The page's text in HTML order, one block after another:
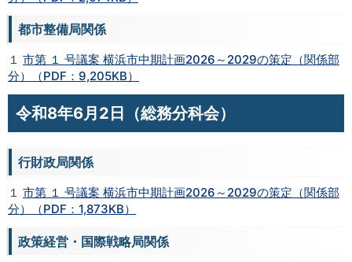
都市整備局関係
１ 市第 １ 号議案 横浜市中期計画2026～2029の策定（関係部
分）（PDF：9,205KB）
令和8年6月2日（総務分科会）
行財政局関係
１ 市第 １ 号議案 横浜市中期計画2026～2029の策定（関係部
分）（PDF：1,873KB）
政策経営・国際戦略局関係